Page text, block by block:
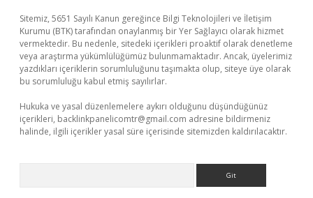
Sitemiz, 5651 Sayılı Kanun gereğince Bilgi Teknolojileri ve İletişim
Kurumu (BTK) tarafından onaylanmış bir Yer Sağlayıcı olarak hizmet
vermektedir. Bu nedenle, sitedeki içerikleri proaktif olarak denetleme
veya araştırma yükümlülüğümüz bulunmamaktadır. Ancak, üyelerimiz
yazdıkları içeriklerin sorumluluğunu taşımakta olup, siteye üye olarak
bu sorumluluğu kabul etmiş sayılırlar.
Hukuka ve yasal düzenlemelere aykırı olduğunu düşündüğünüz
içerikleri, backlinkpanelicomtr@gmail.com adresine bildirmeniz
halinde, ilgili içerikler yasal süre içerisinde sitemizden kaldırılacaktır.